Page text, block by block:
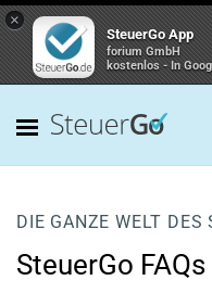
×
SteuerGo App
forium GmbH
kostenlos - In
DIE GANZE WELT DES
SteuerGo FAQs